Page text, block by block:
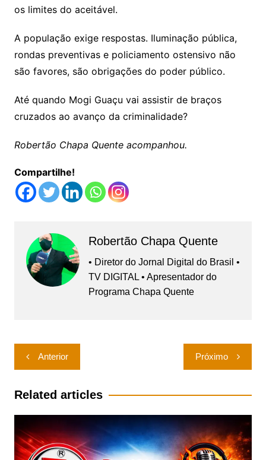
os limites do aceitável.
A população exige respostas. Iluminação pública,
rondas preventivas e policiamento ostensivo não
são favores, são obrigações do poder público.
Até quando Mogi Guaçu vai assistir de braços
cruzados ao avanço da criminalidade?
Robertão Chapa Quente acompanhou.
Compartilhe!
Robertão Chapa Quente
• Diretor do Jornal Digital do Brasil •
TV DIGITAL • Apresentador do
Programa Chapa Quente
Navegação
de
Post
Anterior Próximo
Related articles